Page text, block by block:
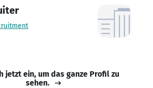
jetzt ein, um das ganze Profil zu
sehen.